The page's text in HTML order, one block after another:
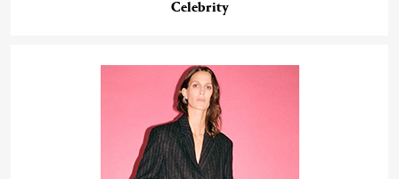
Celebrity